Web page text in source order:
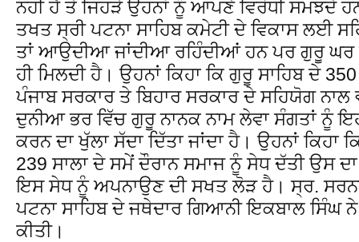
ਨਹੀ ਹੈ ਤੇ ਜਿਹੜੇ ਉਹਨਾਂ ਨੂੰ ਆਪਣੇ ਵਿਰੋਧੀ ਸਮਝਦੇ
ਤਖਤ ਸ੍ਰੀ ਪਟਨਾ ਸਾਹਿਬ ਕਮੇਟੀ ਦੇ ਵਿਕਾਸ ਲਈ
ਤਾਂ ਆਉਦੀਆ ਜਾਂਦੀਆ ਰਹਿੰਦੀਆਂ ਹਨ ਪਰ ਗੁਰੂ ਘਰ
ਹੀ ਮਿਲਦੀ ਹੈ। ਉਹਨਾਂ ਕਿਹਾ ਕਿ ਗੁਰੂ ਸਾਹਿਬ ਦੇ
ਪੰਜਾਬ ਸਰਕਾਰ ਤੇ ਬਿਹਾਰ ਸਰਕਾਰ ਦੇ ਸਹਿਯੋਗ
ਦੁਨੀਆ ਭਰ ਵਿੱਚ ਗੁਰੂ ਨਾਨਕ ਨਾਮ ਲੇਵਾ ਸੰਗਤਾਂ ਨੂੰ
ਕਰਨ ਦਾ ਖੁੱਲਾ ਸੱਦਾ ਦਿੱਤਾ ਜਾਂਦਾ ਹੈ। ਉਹਨਾਂ ਕਿਹਾ
239 ਸਾਲਾ ਦੇ ਸਮੇਂ ਦੌਰਾਨ ਸਮਾਜ ਨੂੰ ਸੇਧ ਦੱਤੀ ਉਸ
ਇਸ ਸੇਧ ਨੂੰ ਅਪਨਾਉਣ ਦੀ ਸਖਤ ਲੋੜ ਹੈ। ਸ੍ਰ.
ਪਟਨਾ ਸਾਹਿਬ ਦੇ ਜਥੇਦਾਰ ਗਿਆਨੀ ਇਕਬਾਲ ਸਿੰਘ
ਕੀਤੀ।